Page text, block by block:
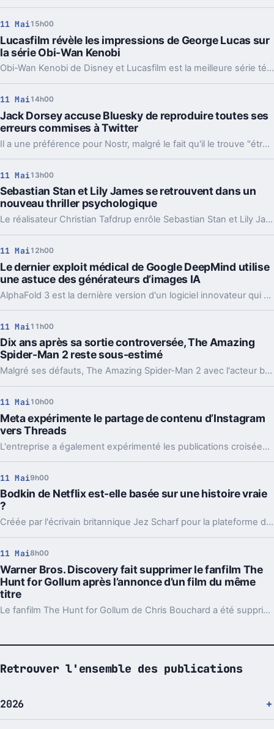
11 Mai15h00
Lucasfilm révèle les impressions de George Lucas sur
la série Obi-Wan Kenobi
Obi-Wan Kenobi de Disney et Lucasfilm est la meilleure série télévisée dans l'univers Star Wars pour George Lucas.
11 Mai14h00
Jack Dorsey accuse Bluesky de reproduire toutes ses
erreurs commises à Twitter
Il a une préférence pour Nostr, malgré le fait qu'il le trouve "étrange et difficile à utiliser".
11 Mai13h00
Sebastian Stan et Lily James se retrouvent dans un
nouveau thriller psychologique
Le réalisateur Christian Tafdrup enrôle Sebastian Stan et Lily James pour Let the Evil Go West.
11 Mai12h00
Le dernier exploit médical de Google DeepMind utilise
une astuce des générateurs d’images IA
AlphaFold 3 est la dernière version d'un logiciel innovateur qui a déjà catalogué plus de 200 millions de protéines dans ses versions antérieures.
11 Mai11h00
Dix ans après sa sortie controversée, The Amazing
Spider-Man 2 reste sous-estimé
Malgré ses défauts, The Amazing Spider-Man 2 avec l'acteur britanno-américain Andrew Garfield offre une expérience cinématographique riche en émotions et en spectacle.
11 Mai10h00
Meta expérimente le partage de contenu d’Instagram
vers Threads
L'entreprise a également expérimenté les publications croisées depuis Facebook.
11 Mai9h00
Bodkin de Netflix est-elle basée sur une histoire vraie
?
Créée par l'écrivain britannique Jez Scharf pour la plateforme de streaming Netflix, Bodkin est une œuvre entièrement fictive qui tourne autour d'un podcast de crime.
11 Mai8h00
Warner Bros. Discovery fait supprimer le fanfilm The
Hunt for Gollum après l’annonce d’un film du même
titre
Le fanfilm The Hunt for Gollum de Chris Bouchard a été supprimé par Warner Bros. Discovery pour ne pas impacter le film The Hunt for Gollum du réalisateur Andy Serkis.
Retrouver l'ensemble des publications
2026